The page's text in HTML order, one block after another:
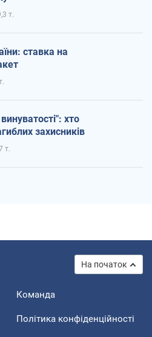
т.
ставка на
хто
захисників
т.
На початок
Команда
Політика конфіденційності